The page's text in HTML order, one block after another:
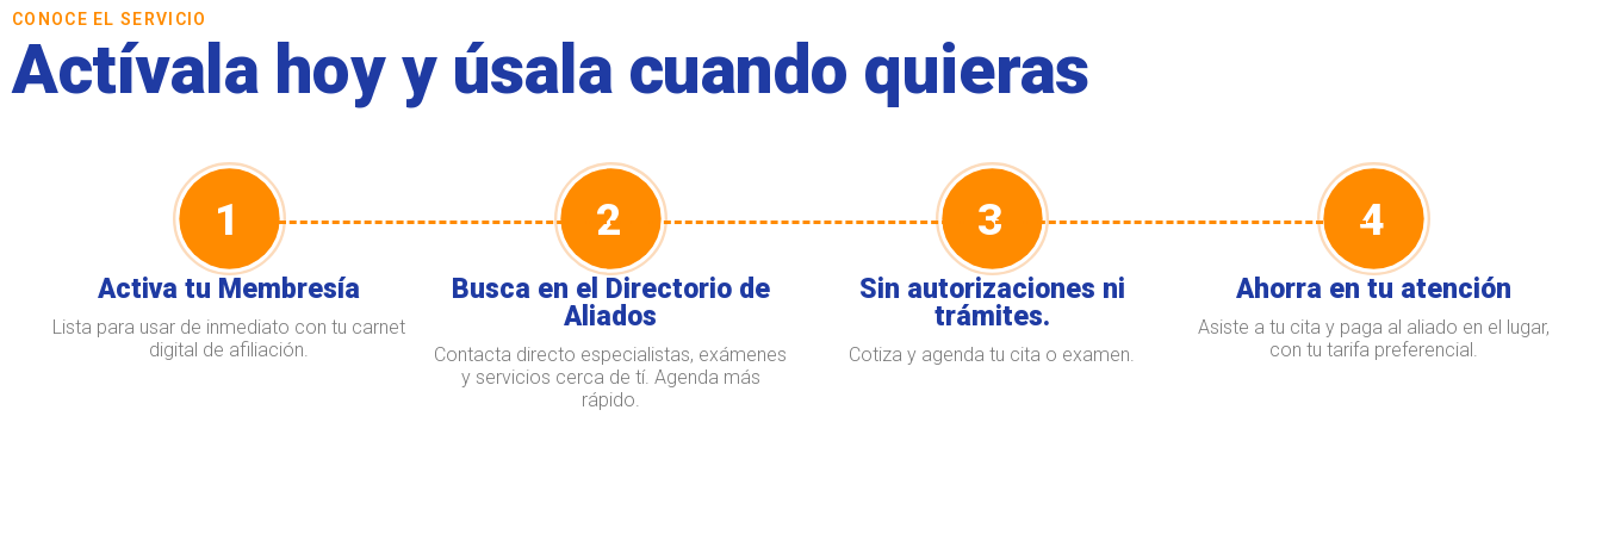
CONOCE EL SERVICIO
Actívala hoy y úsala cuando quieras
1
Activa tu Membresía
Lista para usar de inmediato con tu carnet
digital de afiliación.
2
Busca en el Directorio de
Aliados
Contacta directo especialistas, exámenes
y servicios cerca de tí. Agenda más
rápido.
3
Sin autorizaciones ni
trámites.
Cotiza y agenda tu cita o examen.
4
Ahorra en tu atención
Asiste a tu cita y paga al aliado en el lugar,
con tu tarifa preferencial.